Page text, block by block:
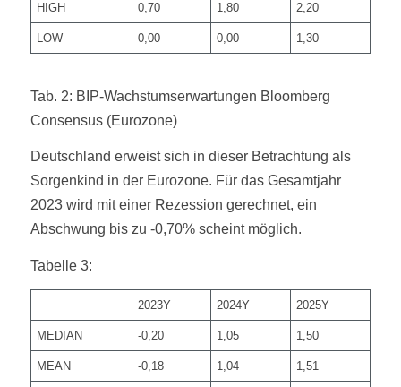
HIGH 0,70 1,80 2,20
LOW 0,00 0,00 1,30
Tab. 2: BIP-Wachstumserwartungen Bloomberg
Consensus (Eurozone)
Deutschland erweist sich in dieser Betrachtung als
Sorgenkind in der Eurozone. Für das Gesamtjahr
2023 wird mit einer Rezession gerechnet, ein
Abschwung bis zu -0,70% scheint möglich.
Tabelle 3:
2023Y 2024Y 2025Y
MEDIAN -0,20 1,05 1,50
MEAN -0,18 1,04 1,51